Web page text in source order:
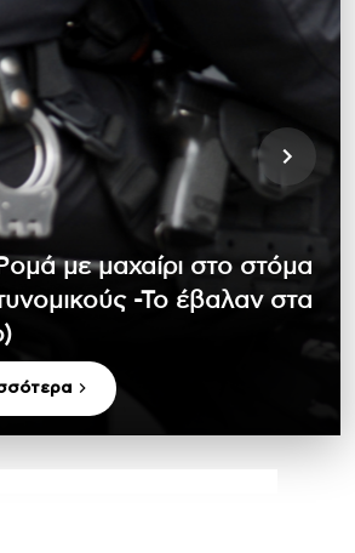
με μαχαίρι στο στόμα
-Το έβαλαν στα